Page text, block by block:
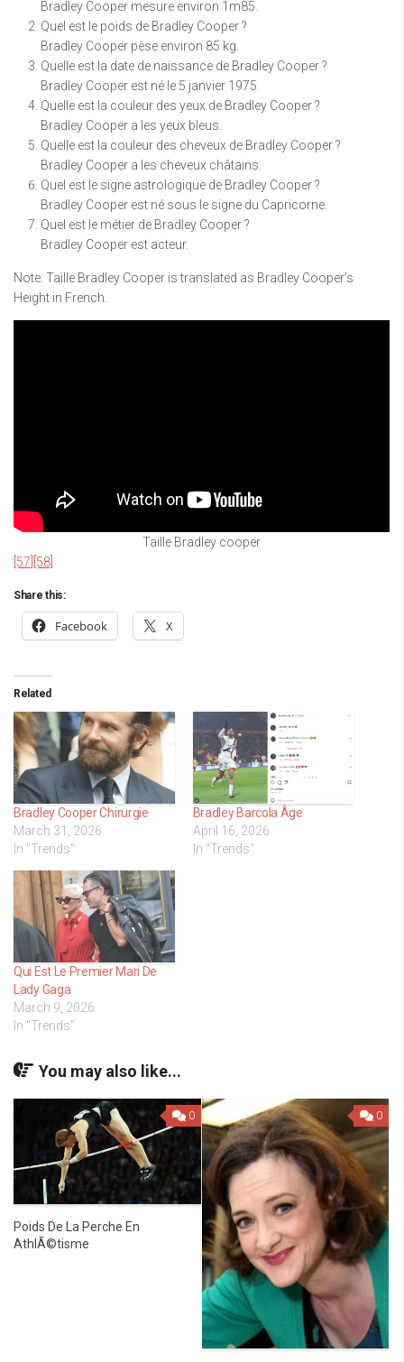
Bradley Cooper mesure environ 1m85.
Quel est le poids de Bradley Cooper ?
Bradley Cooper pèse environ 85 kg.
Quelle est la date de naissance de Bradley Cooper ?
Bradley Cooper est né le 5 janvier 1975.
Quelle est la couleur des yeux de Bradley Cooper ?
Bradley Cooper a les yeux bleus.
Quelle est la couleur des cheveux de Bradley Cooper ?
Bradley Cooper a les cheveux châtains.
Quel est le signe astrologique de Bradley Cooper ?
Bradley Cooper est né sous le signe du Capricorne.
Quel est le métier de Bradley Cooper ?
Bradley Cooper est acteur.
Note: Taille Bradley Cooper is translated as Bradley Cooper’s
Height in French.
Taille Bradley cooper
[57] [58]
Share this:
Facebook X
Related
Bradley Cooper Chirurgie
March 31, 2026
In "Trends"
Bradley Barcola Âge
April 16, 2026
In "Trends"
Qui Est Le Premier Mari De
Lady Gaga
March 9, 2026
In "Trends"
You may also like...
0
Poids De La Perche En
AthlÃ©tisme
0